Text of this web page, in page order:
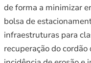
de forma a minimizar
bolsa de
infraestruturas para
recuperação do